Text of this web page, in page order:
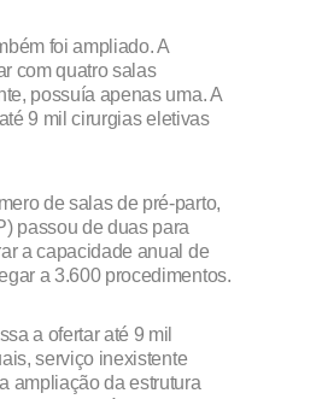
foi ampliado. A
com quatro salas
possuía apenas uma. A
9 mil cirurgias eletivas
de salas de pré-parto,
passou de duas para
a capacidade anual de
a 3.600 procedimentos.
a ofertar até 9 mil
serviço inexistente
ampliação da estrutura